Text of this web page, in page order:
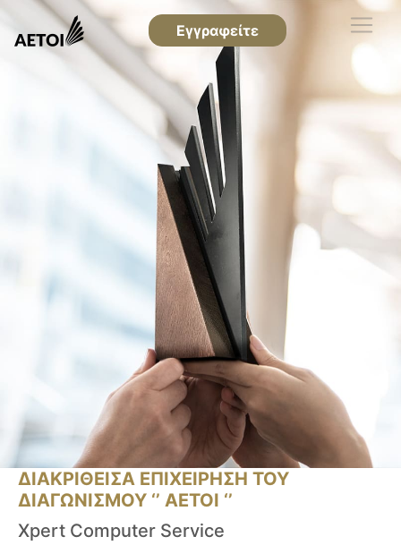
Εγγραφείτε
ΔΙΑΚΡΙΘΕΙΣΑ ΕΠΙΧΕΙΡΗΣΗ ΤΟΥ
ΔΙΑΓΩΝΙΣΜΟΥ ‘’ ΑΕΤΟΙ ‘’
Xpert Computer Service